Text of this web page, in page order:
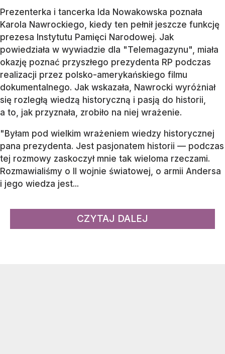
Prezenterka i tancerka Ida Nowakowska poznała
Karola Nawrockiego, kiedy ten pełnił jeszcze funkcję
prezesa Instytutu Pamięci Narodowej. Jak
powiedziała w wywiadzie dla "Telemagazynu", miała
okazję poznać przyszłego prezydenta RP podczas
realizacji przez polsko-amerykańskiego filmu
dokumentalnego. Jak wskazała, Nawrocki wyróżniał
się rozległą wiedzą historyczną i pasją do historii,
a to, jak przyznała, zrobiło na niej wrażenie.
"Byłam pod wielkim wrażeniem wiedzy historycznej
pana prezydenta. Jest pasjonatem historii — podczas
tej rozmowy zaskoczył mnie tak wieloma rzeczami.
Rozmawialiśmy o II wojnie światowej, o armii Andersa
i jego wiedza jest...
CZYTAJ DALEJ